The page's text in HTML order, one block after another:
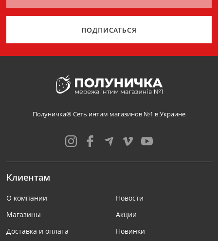
ПОДПИСАТЬСЯ
Полуничка® Сеть интим магазинов №1 в Украине
Клиентам
О компании
Магазины
Доставка и оплата
Новости
Акции
Новинки